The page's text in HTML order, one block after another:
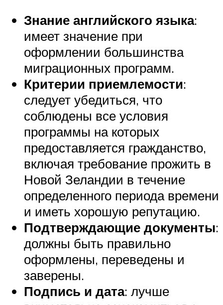
Знание английского языка:
имеет значение при
оформлении большинства
миграционных программ.
Критерии приемлемости:
следует убедиться, что
соблюдены все условия
программы на которых
предоставляется гражданство,
включая требование прожить в
Новой Зеландии в течение
определенного периода времени
и иметь хорошую репутацию.
Подтверждающие документы:
должны быть правильно
оформлены, переведены и
заверены.
Подпись и дата: лучше